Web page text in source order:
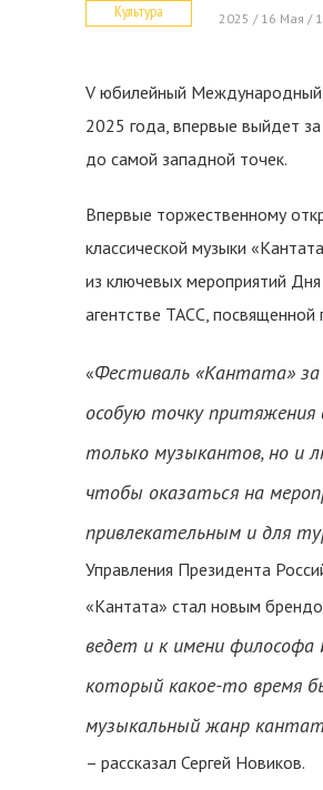
Культура 2025 / 16 Мая /
V юбилейный Международный
2025 года, впервые выйдет
до самой западной точек.
Впервые торжественному
классической музыки
из ключевых мероприятий
агентстве ТАСС,
«Фестиваль «Кантата» за
особую точку притяжения
только музыкантов, но и
чтобы оказаться на
привлекательным и для
Управления Президента
«Кантата» стал новым
ведет и к имени философа
который какое-то время
музыкальный жанр
– рассказал Сергей Новиков.